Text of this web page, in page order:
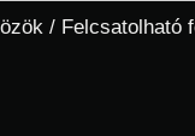
/ Felcsatolható